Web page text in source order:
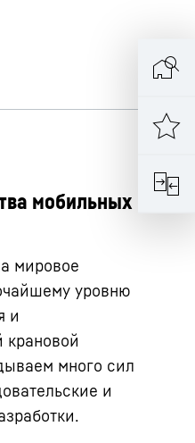
мобильных
мировое
уровню
и
крановой
много сил
и